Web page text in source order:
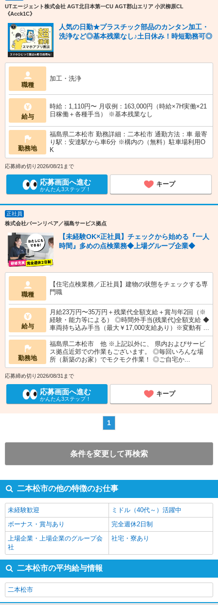
UTエージェント株式会社 AGT北日本第一CU AGT郡山エリア 小沢柳原CL
《Acck1C》
人気の日勤★プラスチック部品のカンタン加工・
洗浄など◎基本残業なし♪土日休み！時短勤務可◎
職種
加工・洗浄
給与
時給：1,110円〜 月収例：163,000円（時給×7H実働×21
日稼働＋各種手当） ※基本残業なし
勤務地
福島県二本松市 勤務詳細：二本松市 通勤方法：車 最寄
り駅：安達駅から車6分 ※構内の（無料）駐車場利用O
K
応募締め切り2026/08/21まで
応募画面へ進む
かんたん3ステップ！
キープ
正社員
株式会社バーンリペア／福島サービス拠点
【未経験OK×正社員】チェックから始める『一人
時間』多めの点検業務◆上場グループ企業◆
職種
【住宅点検業務／正社員】建物の状態をチェックする専
門職
給与
月給23万円〜35万円＋残業代全額支給＋賞与年2回（※
経験・能力等による） ◎時間外手当(残業代)全額支給 ◆
車両持ち込み手当（最大￥17,000支給あり）※変動有 ...
勤務地
福島県二本松市 他 ※上記以外に、 県内およびサービ
ス拠点近郊での作業もございます。 ◎毎回いろんな場
所（新築のお家）でモクモク作業！ ◎ご自宅か...
応募締め切り2026/08/31まで
応募画面へ進む
かんたん3ステップ！
キープ
1
条件を変更して再検索
二本松市の他の特徴のお仕事
未経験歓迎
ミドル（40代～）活躍中
ボーナス・賞与あり
完全週休2日制
上場企業・上場企業のグループ会
社
社宅・寮あり
二本松市の平均給与情報
二本松市